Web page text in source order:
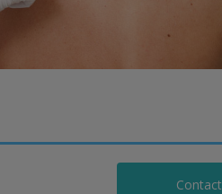
Contact